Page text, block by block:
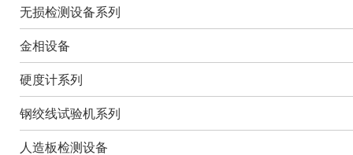
无损检测设备系列
金相设备
硬度计系列
钢绞线试验机系列
人造板检测设备